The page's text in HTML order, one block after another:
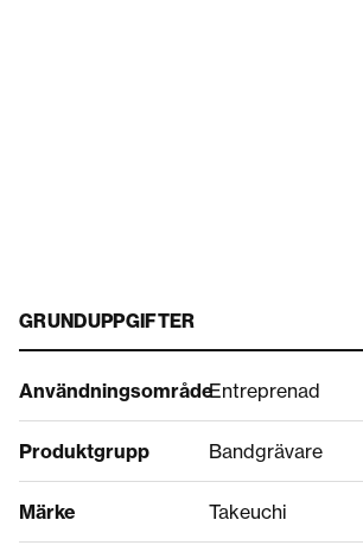
GRUNDUPPGIFTER
AnvändningsområdeEntreprenad
Produktgrupp Bandgrävare
Märke Takeuchi